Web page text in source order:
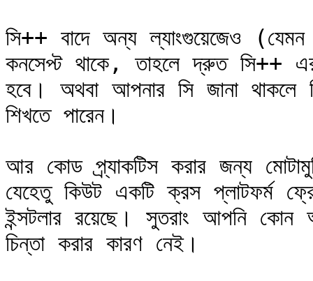
সি++ বাদে অন্য ল্যাংগুয়েজেও
কনসেপ্ট থাকে, তাহলে দ্রুত সি++ এর
হবে। অথবা আপনার সি জানা থাকলে
শিখতে পারেন।
আর কোড প্র্যাকটিস করার জন্য
যেহেতু কিউট একটি ক্রস প্লাটফর্ম
ইন্সটলার রয়েছে। সুতরাং আপনি কোন
চিন্তা করার কারণ নেই।